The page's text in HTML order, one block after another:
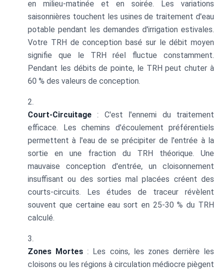
en milieu-matinée et en soirée. Les variations
saisonnières touchent les usines de traitement d'eau
potable pendant les demandes d'irrigation estivales.
Votre TRH de conception basé sur le débit moyen
signifie que le TRH réel fluctue constamment.
Pendant les débits de pointe, le TRH peut chuter à
60 % des valeurs de conception.
Court-Circuitage : C'est l'ennemi du traitement
efficace. Les chemins d'écoulement préférentiels
permettent à l'eau de se précipiter de l'entrée à la
sortie en une fraction du TRH théorique. Une
mauvaise conception d'entrée, un cloisonnement
insuffisant ou des sorties mal placées créent des
courts-circuits. Les études de traceur révèlent
souvent que certaine eau sort en 25-30 % du TRH
calculé.
Zones Mortes : Les coins, les zones derrière les
cloisons ou les régions à circulation médiocre piègent